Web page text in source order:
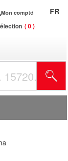
Mon compte
0
FR